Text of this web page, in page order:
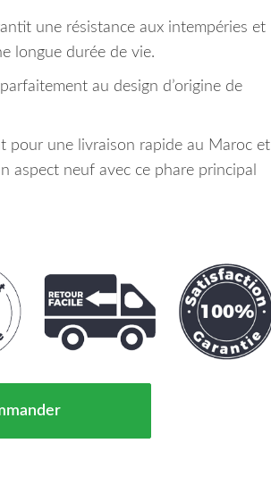
une résistance aux intempéries et
longue durée de vie.
au design d’origine de
pour une livraison rapide au Maroc et
aspect neuf avec ce phare principal